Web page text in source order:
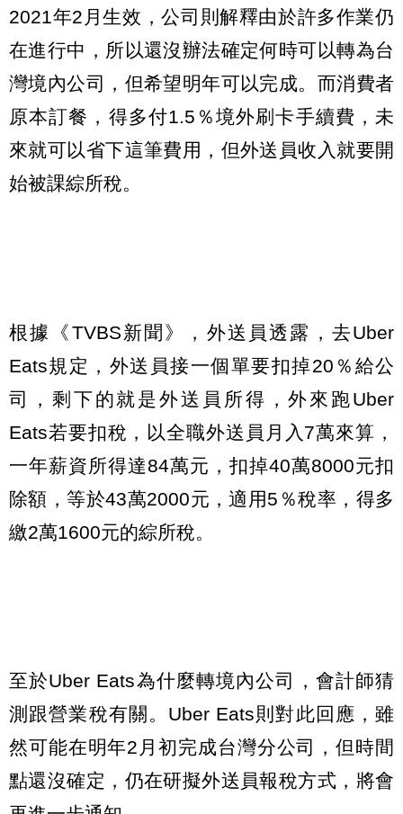
2021年2月生效，公司則解釋由於許多作業仍
在進行中，所以還沒辦法確定何時可以轉為台
灣境內公司，但希望明年可以完成。而消費者
原本訂餐，得多付1.5％境外刷卡手續費，未
來就可以省下這筆費用，但外送員收入就要開
始被課綜所稅。
根據《TVBS新聞》，外送員透露，去Uber
Eats規定，外送員接一個單要扣掉20％給公
司，剩下的就是外送員所得，外來跑Uber
Eats若要扣稅，以全職外送員月入7萬來算，
一年薪資所得達84萬元，扣掉40萬8000元扣
除額，等於43萬2000元，適用5％稅率，得多
繳2萬1600元的綜所稅。
至於Uber Eats為什麼轉境內公司，會計師猜
測跟營業稅有關。Uber Eats則對此回應，雖
然可能在明年2月初完成台灣分公司，但時間
點還沒確定，仍在研擬外送員報稅方式，將會